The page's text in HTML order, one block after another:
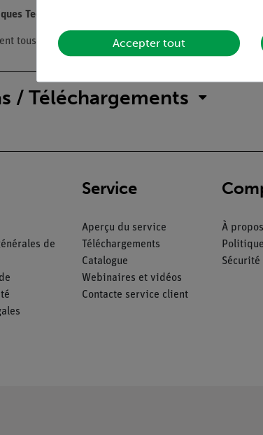
Techniques
tous les consommables nécessaires pour TESS
/ Téléchargements
de
Service
Aperçu du service
Téléchargements
Catalogue
Webinaires et vidéos
Contacte service client
À
Sécurité
Accepter tout